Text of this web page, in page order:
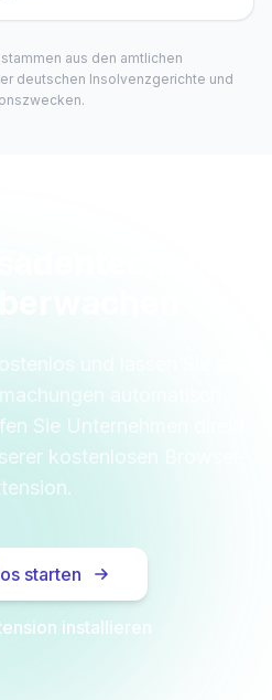
aus den amtlichen
deutschen Insolvenzgerichte und
und lassen Sie sich
automatisch
Sie Unternehmen direkt
kostenlosen Browser-
starten
installieren